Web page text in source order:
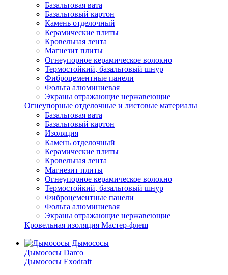
Базальтовая вата
Базальтовый картон
Камень отделочный
Керамические плиты
Кровельная лента
Магнезит плиты
Огнеупорное керамическое волокно
Термостойкий, базальтовый шнур
Фиброцементные панели
Фольга алюминиевая
Экраны отражающие нержавеющие
Огнеупорные отделочные и листовые материалы
Базальтовая вата
Базальтовый картон
Изоляция
Камень отделочный
Керамические плиты
Кровельная лента
Магнезит плиты
Огнеупорное керамическое волокно
Термостойкий, базальтовый шнур
Фиброцементные панели
Фольга алюминиевая
Экраны отражающие нержавеющие
Кровельная изоляция Мастер-флеш
Дымососы
Дымососы Darco
Дымососы Exodraft